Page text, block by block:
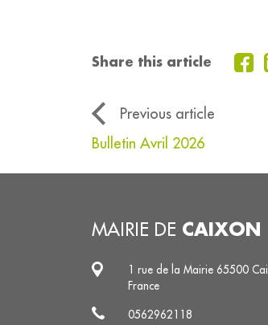
Share this article
Previous article
Bulletin Avril 2026
MAIRIE DE CAIXON
1 rue de la Mairie 65500
France
0562962118